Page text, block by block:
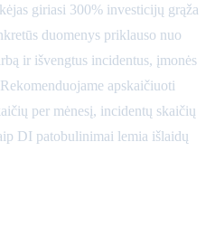
giriasi 300% investicijų grąža
duomenys priklauso nuo
ir išvengtus incidentus, įmonės
apskaičiuoti
per mėnesį, incidentų skaičių
DI patobulinimai lemia išlaidų